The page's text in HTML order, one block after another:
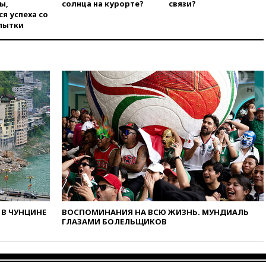
выгоду безвизового режима с
ЕС
вчера, 22:59На башню
ресторана «Армения» в
Москве вернут утраченную
скульптуру балерины
вчера, 22:45Литовец
протаранил погранпункт при
попытке попасть в Россию
вчера, 22:28Бессент
анонсировал скорое
соглашение о прекращении
огня США и Ирана
вчера, 22:15Три человека
получили ножевые ранения
при нападении в Чехии
успеха со
солнца на курорте?
связи?
ЧУНЦИНЕ
ВОСПОМИНАНИЯ НА ВСЮ ЖИЗНЬ. МУНДИАЛЬ
ГЛАЗАМИ БОЛЕЛЬЩИКОВ